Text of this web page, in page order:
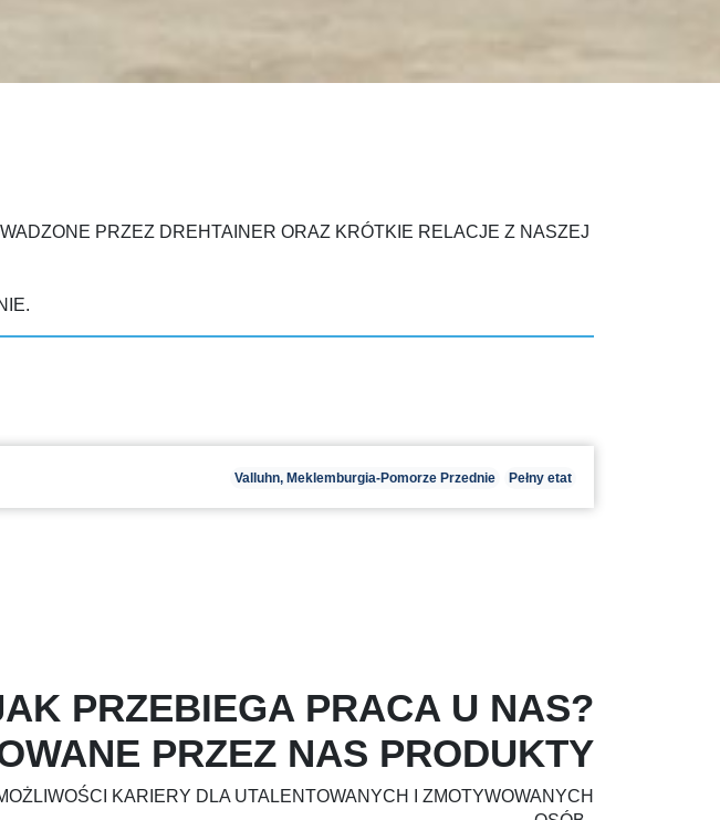
PRZEZ DREHTAINER ORAZ KRÓTKIE RELACJE Z NASZEJ
Valluhn, Meklemburgia-Pomorze Przednie Pełny etat
PRZEBIEGA PRACA U NAS?
PRZEZ NAS PRODUKTY
KARIERY DLA UTALENTOWANYCH I ZMOTYWOWANYCH